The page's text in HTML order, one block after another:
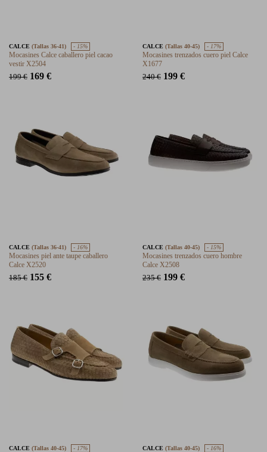
CALCE (Tallas 36-41) - 15%
Mocasines Calce caballero piel cacao
vestir X2504
199 € 169 €
CALCE (Tallas 40-45) - 17%
Mocasines trenzados cuero piel Calce
X1677
240 € 199 €
CALCE (Tallas 36-41) - 16%
Mocasines piel ante taupe caballero
Calce X2520
185 € 155 €
CALCE (Tallas 40-45) - 15%
Mocasines trenzados cuero hombre
Calce X2508
235 € 199 €
CALCE (Tallas 40-45) - 17% CALCE (Tallas 40-45) - 16%